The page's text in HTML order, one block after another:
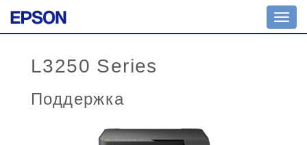
L3250 Series
Поддержка